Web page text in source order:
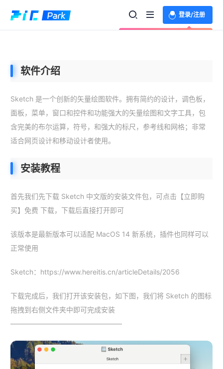
登录/注册
软件介绍
Sketch 是一个创新的矢量绘图软件。拥有简约的设计，调色板，
面板，菜单，窗口和控件和功能强大的矢量绘图和文字工具，包
含完美的布尔运算，符号，和强大的标尺，参考线和网格；非常
适合网页设计和移动设计者使用。
安装教程
首先我们先下载 Sketch 中文版的安装文件包，可点击【立即购
买】免费 下载，下载后直接打开即可
该版本是最新版本可以适配 MacOS 14 新系统，插件也同样可以
正常使用
Sketch：https://www.hereitis.cn/articleDetails/2056
下载完成后，我们打开该安装包，如下图，我们将 Sketch 的图标
拖拽到右侧文件夹中即可完成安装
————————————————